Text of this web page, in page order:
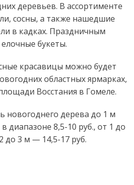
деревьев. В ассортименте
сосны, а также нашедшие
в кадках. Праздничным
букеты.
красавицы можно будет
областных ярмарках,
Восстания в Гомеле.
новогоднего дерева до 1 м
диапазоне 8,5-10 руб., от 1 до
до 3 м — 14,5-17 руб.